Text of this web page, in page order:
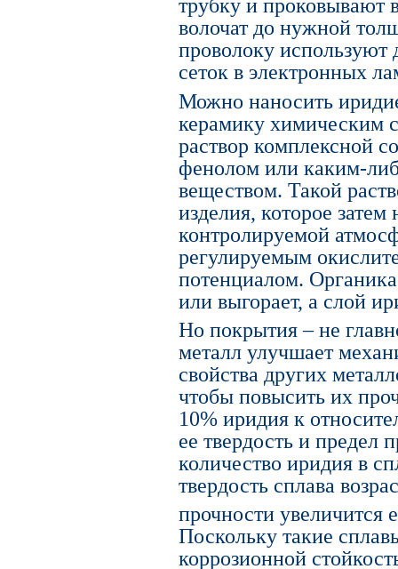
трубку и проковывают
волочат до нужной
проволоку используют
сеток в электронных
Можно наносить
керамику химическим
раствор комплексной
фенолом или каким-
веществом. Такой
изделия, которое
контролируемой
регулируемым
потенциалом. Органика
или выгорает, а слой
Но покрытия – не
металл улучшает
свойства других
чтобы повысить их
10% иридия к
ее твердость и предел
количество иридия в
твердость сплава
прочности увеличится
Поскольку такие
коррозионной